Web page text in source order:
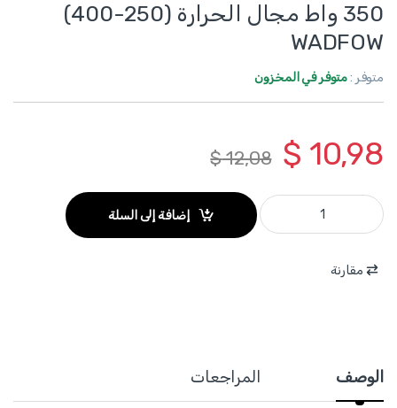
350 واط مجال الحرارة (250-400)
WADFOW
متوفر :متوفر في المخزون
$ 10,98
$12,08
WHG2501 - كور هواء ساخن مستقيم 350 واط مجال الحرارة (250-400) WADFOW quantity
إضافة إلى السلة
مقارنة
الوصف المراجعات